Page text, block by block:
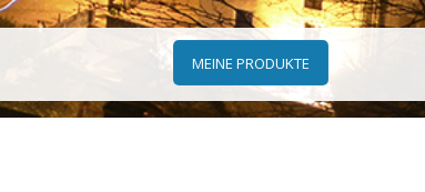
MEINE PRODUKTE